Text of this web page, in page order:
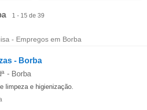
exata
1 - 15 de 39
- Empregos em Borba
- Borba
- Borba
limpeza e higienização.